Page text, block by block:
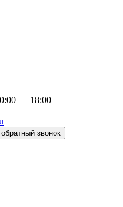
— 18:00
звонок